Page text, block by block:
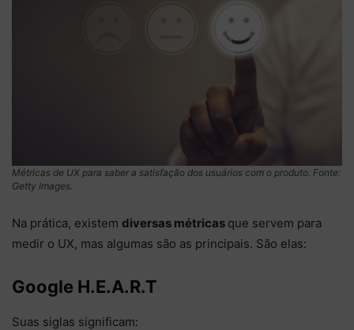
Métricas de UX para saber a satisfação dos usuários com o produto. Fonte:
Getty Images.
Na prática, existem diversas métricas que servem para
medir o UX, mas algumas são as principais. São elas:
Google H.E.A.R.T
Suas siglas significam: